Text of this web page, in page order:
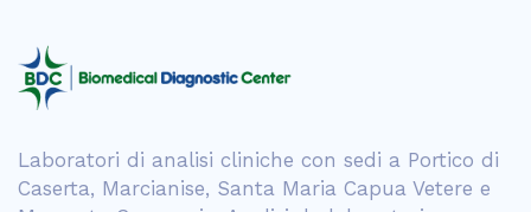
Laboratori di analisi cliniche con sedi a Portico di
Caserta, Marcianise, Santa Maria Capua Vetere e